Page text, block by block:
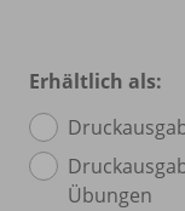
Erhältlich als:
Übungen